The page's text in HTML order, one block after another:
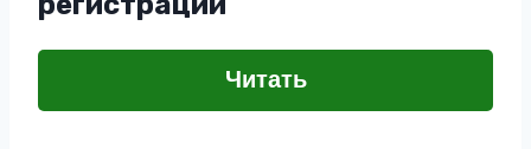
Читать